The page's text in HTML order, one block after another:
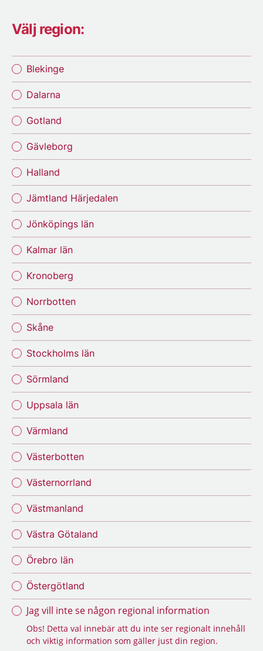
Välj region:
Blekinge
Dalarna
Gotland
Gävleborg
Halland
Jämtland Härjedalen
Jönköpings län
Kalmar län
Kronoberg
Norrbotten
Skåne
Stockholms län
Sörmland
Uppsala län
Värmland
Västerbotten
Västernorrland
Västmanland
Västra Götaland
Örebro län
Östergötland
Jag vill inte se någon regional information
Obs! Detta val innebär att du inte ser regionalt innehåll
och viktig information som gäller just din region.